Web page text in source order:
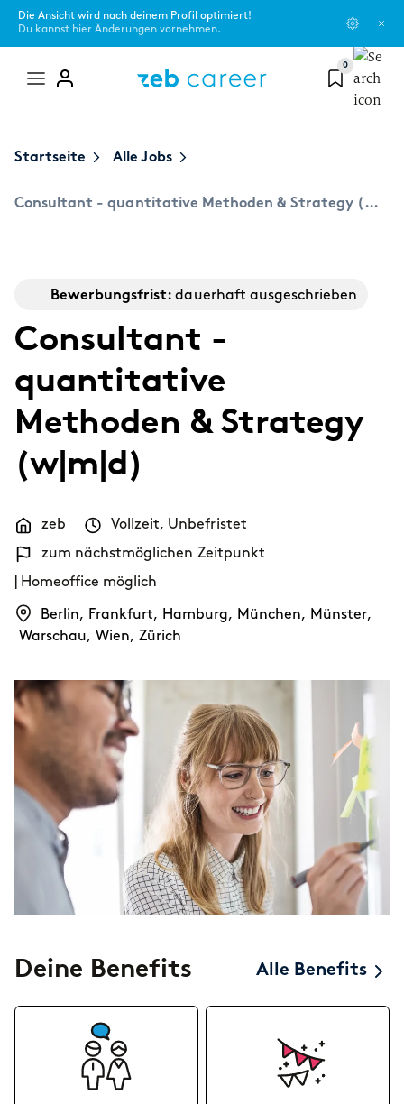
Die Ansicht wird nach deinem Profil optimiert!
Du kannst hier Änderungen vornehmen.
Mega
Du bist...
Schüler:in
Absolvent:in
Professional
Themen
Bewerbung
ARTIKEL
Unser Bewerbungsprozess
zeb als Arbeitgeber
Netzwerken oder Programmen.
#Shape Spaces - unsere Kultur
Der zeb-Kosmos und seine Entwicklung
Standorte
Themen
Diversität
Nachhaltigkeit
New Work
Netzwerke & Programme
Female Mentoring-Programm
zeb.talents-Programm
Blog
Campus Scouts
zeb.friends
INTERVIEW
Wie sieht der Alltag einer Consultant
bei zeb wirklich aus?
0
Startseite Alle Jobs
Consultant - quantitative Methoden & Strategy (w|m|d)
Bewerbungsfrist:dauerhaft ausgeschrieben
Consultant -
quantitative
Methoden & Strategy
(w|m|d)
zeb Vollzeit, Unbefristet
zum nächstmöglichen Zeitpunkt
| Homeoffice möglich
Berlin, Frankfurt, Hamburg, München, Münster,
Warschau, Wien, Zürich
Deine Benefits Alle Benefits